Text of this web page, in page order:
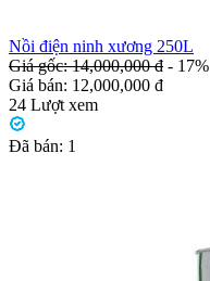
Nồi điện ninh xương 250L
Giá gốc: 14,000,000 đ - 17%
Giá bán: 12,000,000 đ
24 Lượt xem
Đã bán: 1